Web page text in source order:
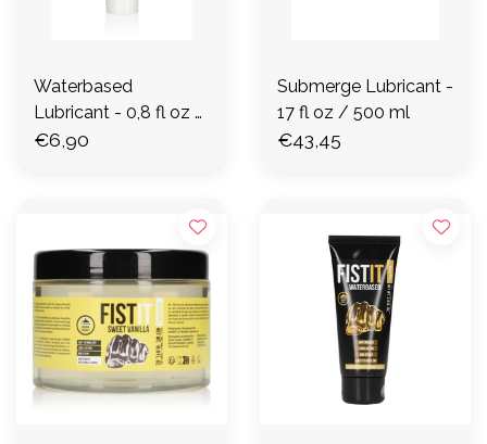
Waterbased
Lubricant - 0,8 fl oz /
25 ml
€6,90
Submerge Lubricant -
17 fl oz / 500 ml
€43,45